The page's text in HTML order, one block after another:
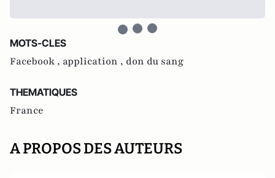
MOTS-CLES
Facebook , application , don du sang
THEMATIQUES
France
A PROPOS DES AUTEURS